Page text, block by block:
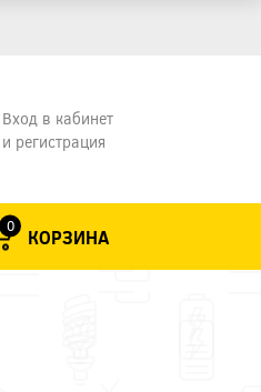
Вход в кабинет
и регистрация
0 КОРЗИНА